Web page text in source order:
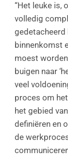
“Het leuke is,
volledig
gedetacheerd
binnenkomst
moest
buigen naar
veel
proces om
het gebied
definiëren en
de